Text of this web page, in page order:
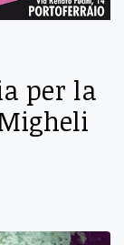
per la